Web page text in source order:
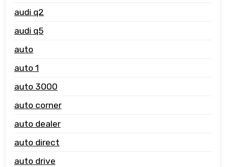
audi q2
audi q5
auto
auto 1
auto 3000
auto corner
auto dealer
auto direct
auto drive